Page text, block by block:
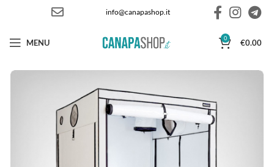
info@canapashop.it
MENU 0 €0.00